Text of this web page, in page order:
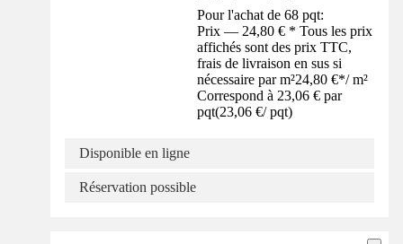
Pour l'achat de 68 pqt:
Prix — 24,80 € * Tous les prix
affichés sont des prix TTC,
frais de livraison en sus si
nécessaire par m²24,80 €*/ m²
Correspond à 23,06 € par
pqt(23,06 €/ pqt)
Disponible en ligne
Réservation possible